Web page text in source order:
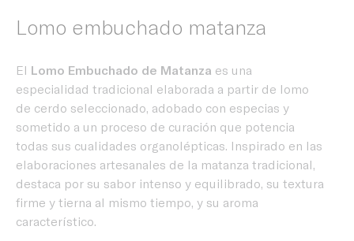
Lomo embuchado matanza
El Lomo Embuchado de Matanza es una
especialidad tradicional elaborada a partir de lomo
de cerdo seleccionado, adobado con especias y
sometido a un proceso de curación que potencia
todas sus cualidades organolépticas. Inspirado en las
elaboraciones artesanales de la matanza tradicional,
destaca por su sabor intenso y equilibrado, su textura
firme y tierna al mismo tiempo, y su aroma
característico.